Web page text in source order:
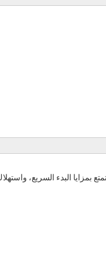
بمزايا البدء السريع،